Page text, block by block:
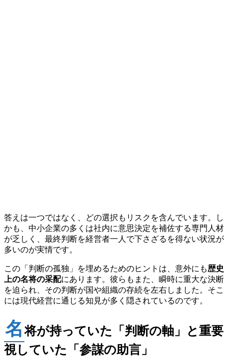
答えは一つではなく、どの選択もリスクを含んでいます。し
かも、中小企業の多くは社内に意思決定を補佐する専門人材
が乏しく、最終判断を経営者一人で下さざるを得ない状況が
多いのが実情です。
この「判断の孤独」を埋めるためのヒントは、意外にも歴史
上の名将の采配にあります。彼らもまた、瞬時に重大な決断
を迫られ、その判断が国や組織の存続を左右しました。そこ
には現代経営に通じる知見が多く隠されているのです。
名 将が持っていた「判断の軸」と重要
視していた「参謀の助言」